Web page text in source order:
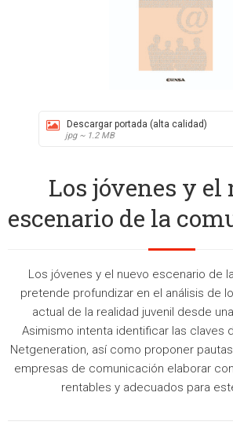
Descargar portada (alta calidad)
jpg ~ 1.2 MB
Los jóvenes y el
escenario de la
Los jóvenes y el nuevo escenario de
pretende profundizar en el análisis de
actual de la realidad juvenil desde
Asimismo intenta identificar las claves
Netgeneration, así como proponer
empresas de comunicación elaborar
rentables y adecuados para